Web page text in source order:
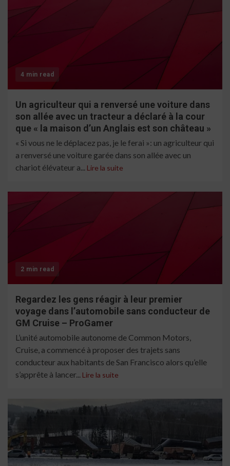
4 min read
Un agriculteur qui a renversé une voiture dans
son allée avec un tracteur a déclaré à la cour
que « la maison d’un Anglais est son château »
« Si vous ne le déplacez pas, je le ferai »: un agriculteur qui
a renversé une voiture garée dans son allée avec un
chariot élévateur a... Lire la suite
2 min read
Regardez les gens réagir à leur premier
voyage dans l’automobile sans conducteur de
GM Cruise – ProGamer
L’unité automobile autonome de Common Motors,
Cruise, a commencé à proposer des trajets sans
conducteur aux habitants de San Francisco alors qu’elle
s’apprête à lancer... Lire la suite